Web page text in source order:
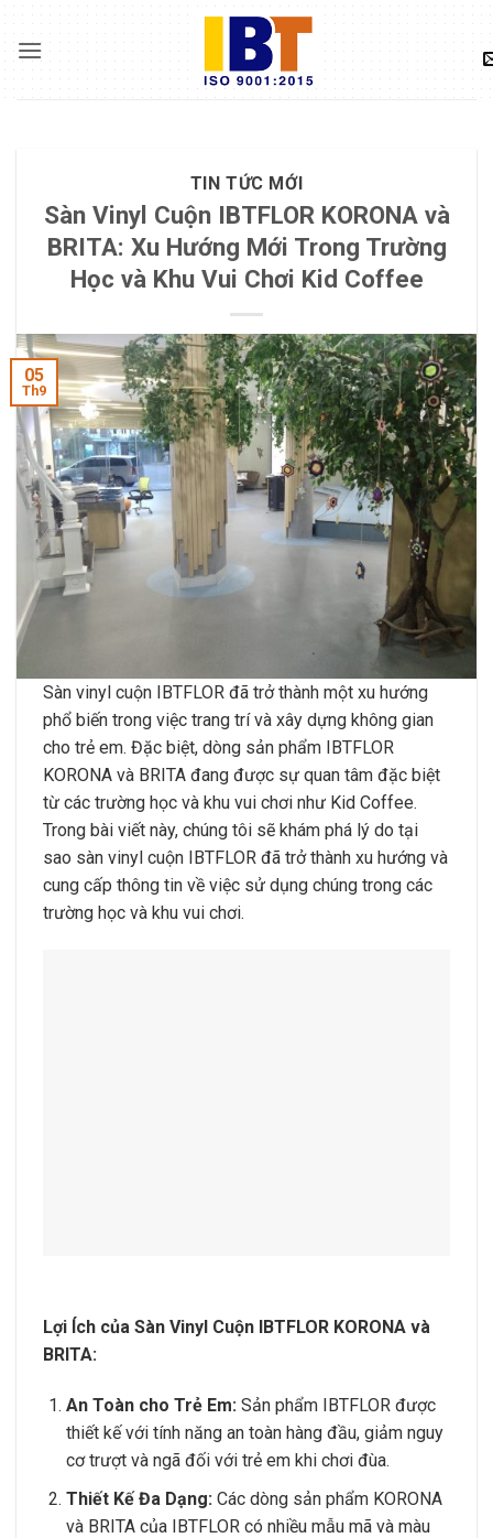
Skip
to
content
TIN TỨC MỚI
Sàn Vinyl Cuộn IBTFLOR KORONA và
BRITA: Xu Hướng Mới Trong Trường
Học và Khu Vui Chơi Kid Coffee
05
Th9
Sàn vinyl cuộn IBTFLOR đã trở thành một xu hướng
phổ biến trong việc trang trí và xây dựng không gian
cho trẻ em. Đặc biệt, dòng sản phẩm IBTFLOR
KORONA và BRITA đang được sự quan tâm đặc biệt
từ các trường học và khu vui chơi như Kid Coffee.
Trong bài viết này, chúng tôi sẽ khám phá lý do tại
sao sàn vinyl cuộn IBTFLOR đã trở thành xu hướng và
cung cấp thông tin về việc sử dụng chúng trong các
trường học và khu vui chơi.
Lợi Ích của Sàn Vinyl Cuộn IBTFLOR KORONA và
BRITA:
An Toàn cho Trẻ Em:Sản phẩm IBTFLOR được
thiết kế với tính năng an toàn hàng đầu, giảm nguy
cơ trượt và ngã đối với trẻ em khi chơi đùa.
Thiết Kế Đa Dạng: Các dòng sản phẩm KORONA
và BRITA của IBTFLOR có nhiều mẫu mã và màu